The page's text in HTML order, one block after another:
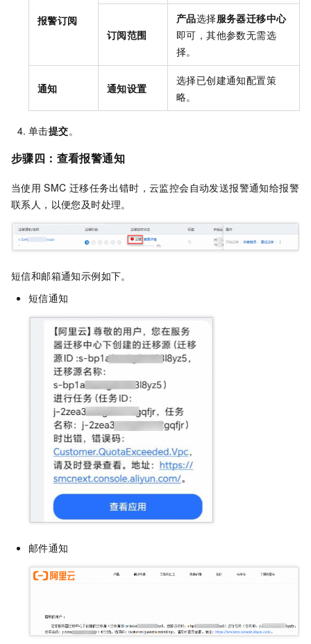
报警订阅
订阅范围
产品选择服务器迁移中心
即可，其他参数无需选
择。
通知 通知设置
选择已创建通知配置策
略。
单击提交。
步骤四：查看报警通知
当使用 SMC 迁移任务出错时，云监控会自动发送报警通知给报警
联系人，以便您及时处理。
短信和邮箱通知示例如下。
短信通知
邮件通知